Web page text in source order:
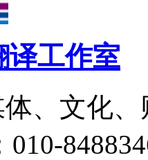
译工作室
、文化
010-